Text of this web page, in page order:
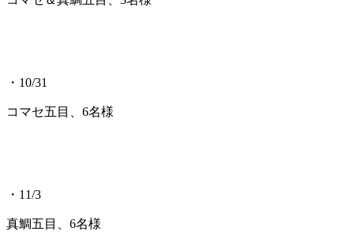
・10/31
コマセ五目、6名様
・11/3
真鯛五目、6名様